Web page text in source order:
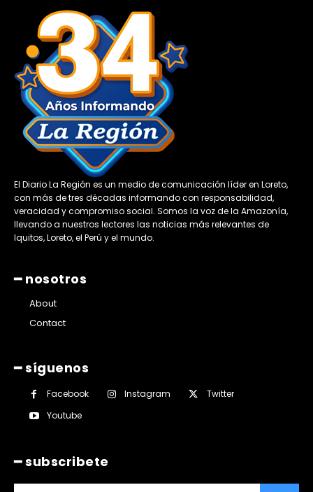
El Diario La Región es un medio de comunicación líder en Loreto,
con más de tres décadas informando con responsabilidad,
veracidad y compromiso social. Somos la voz de la Amazonía,
llevando a nuestros lectores las noticias más relevantes de
Iquitos, Loreto, el Perú y el mundo.
━ nosotros
About
Contact
━ síguenos
Facebook Instagram
Twitter
Youtube
━ subscribete